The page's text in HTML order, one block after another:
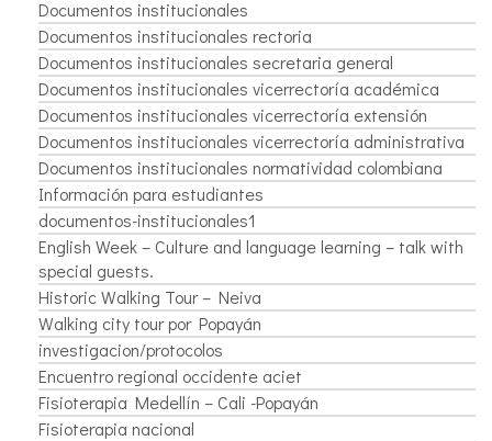
Documentos institucionales
Documentos institucionales rectoria
Documentos institucionales secretaria general
Documentos institucionales vicerrectoría académica
Documentos institucionales vicerrectoría extensión
Documentos institucionales vicerrectoría administrativa
Documentos institucionales normatividad colombiana
Información para estudiantes
documentos-institucionales1
English Week – Culture and language learning – talk with
special guests.
Historic Walking Tour – Neiva
Walking city tour por Popayán
investigacion/protocolos
Encuentro regional occidente aciet
Fisioterapia Medellín – Cali -Popayán
Fisioterapia nacional